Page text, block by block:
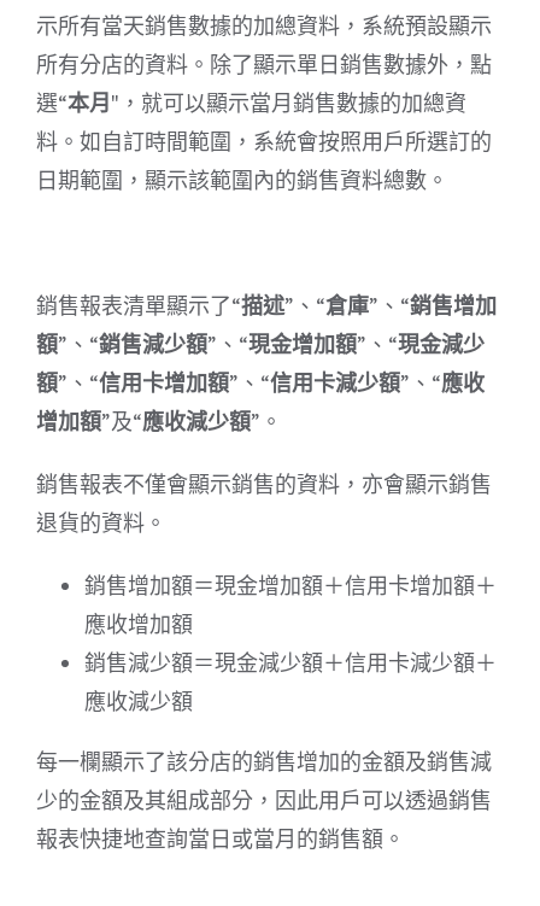
示所有當天銷售數據的加總資料，系統預設顯示
所有分店的資料。除了顯示單日銷售數據外，點
選“本月"，就可以顯示當月銷售數據的加總資
料。如自訂時間範圍，系統會按照用戶所選訂的
日期範圍，顯示該範圍內的銷售資料總數。
銷售報表清單顯示了“描述”、“倉庫”、“銷售增加
額”、“銷售減少額”、“現金增加額”、“現金減少
額”、“信用卡增加額”、“信用卡減少額”、“應收
增加額”及“應收減少額”。
銷售報表不僅會顯示銷售的資料，亦會顯示銷售
退貨的資料。
銷售增加額＝現金增加額＋信用卡增加額＋
應收增加額
銷售減少額＝現金減少額＋信用卡減少額＋
應收減少額
每一欄顯示了該分店的銷售增加的金額及銷售減
少的金額及其組成部分，因此用戶可以透過銷售
報表快捷地查詢當日或當月的銷售額。